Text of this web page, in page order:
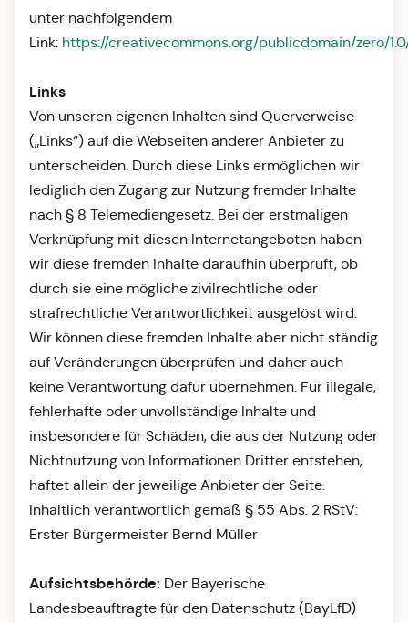
unter nachfolgendem
Link: https://creativecommons.org/publicdomain/zero/
Links
Von unseren eigenen Inhalten sind Querverweise
(„Links“) auf die Webseiten anderer Anbieter zu
unterscheiden. Durch diese Links ermöglichen wir
lediglich den Zugang zur Nutzung fremder Inhalte
nach § 8 Telemediengesetz. Bei der erstmaligen
Verknüpfung mit diesen Internetangeboten haben
wir diese fremden Inhalte daraufhin überprüft, ob
durch sie eine mögliche zivilrechtliche oder
strafrechtliche Verantwortlichkeit ausgelöst wird.
Wir können diese fremden Inhalte aber nicht ständig
auf Veränderungen überprüfen und daher auch
keine Verantwortung dafür übernehmen. Für illegale,
fehlerhafte oder unvollständige Inhalte und
insbesondere für Schäden, die aus der Nutzung oder
Nichtnutzung von Informationen Dritter entstehen,
haftet allein der jeweilige Anbieter der Seite.
Inhaltlich verantwortlich gemäß § 55 Abs. 2 RStV:
Erster Bürgermeister Bernd Müller
Aufsichtsbehörde: Der Bayerische
Landesbeauftragte für den Datenschutz (BayLfD)